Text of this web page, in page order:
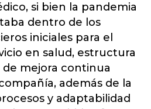
si bien la pandemia
dentro de los
iniciales para el
en salud, estructura
mejora continua
además de la
y adaptabilidad